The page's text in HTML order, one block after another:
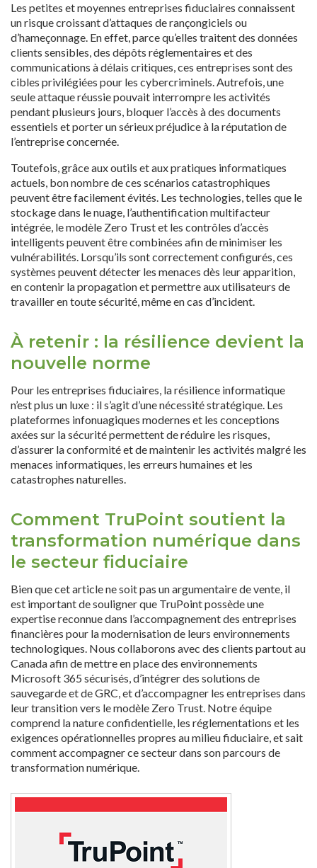
Les petites et moyennes entreprises fiduciaires connaissent
un risque croissant d’attaques de rançongiciels ou
d’hameçonnage. En effet, parce qu’elles traitent des données
clients sensibles, des dépôts réglementaires et des
communications à délais critiques, ces entreprises sont des
cibles privilégiées pour les cybercriminels. Autrefois, une
seule attaque réussie pouvait interrompre les activités
pendant plusieurs jours, bloquer l’accès à des documents
essentiels et porter un sérieux préjudice à la réputation de
l’entreprise concernée.
Toutefois, grâce aux outils et aux pratiques informatiques
actuels, bon nombre de ces scénarios catastrophiques
peuvent être facilement évités. Les technologies, telles que le
stockage dans le nuage, l’authentification multifacteur
intégrée, le modèle Zero Trust et les contrôles d’accès
intelligents peuvent être combinées afin de minimiser les
vulnérabilités. Lorsqu’ils sont correctement configurés, ces
systèmes peuvent détecter les menaces dès leur apparition,
en contenir la propagation et permettre aux utilisateurs de
travailler en toute sécurité, même en cas d’incident.
À retenir : la résilience devient la
nouvelle norme
Pour les entreprises fiduciaires, la résilience informatique
n’est plus un luxe : il s’agit d’une nécessité stratégique. Les
plateformes infonuagiques modernes et les conceptions
axées sur la sécurité permettent de réduire les risques,
d’assurer la conformité et de maintenir les activités malgré les
menaces informatiques, les erreurs humaines et les
catastrophes naturelles.
Comment TruPoint soutient la
transformation numérique dans
le secteur fiduciaire
Bien que cet article ne soit pas un argumentaire de vente, il
est important de souligner que TruPoint possède une
expertise reconnue dans l’accompagnement des entreprises
financières pour la modernisation de leurs environnements
technologiques. Nous collaborons avec des clients partout au
Canada afin de mettre en place des environnements
Microsoft 365 sécurisés, d’intégrer des solutions de
sauvegarde et de GRC, et d’accompagner les entreprises dans
leur transition vers le modèle Zero Trust. Notre équipe
comprend la nature confidentielle, les réglementations et les
exigences opérationnelles propres au milieu fiduciaire, et sait
comment accompagner ce secteur dans son parcours de
transformation numérique.